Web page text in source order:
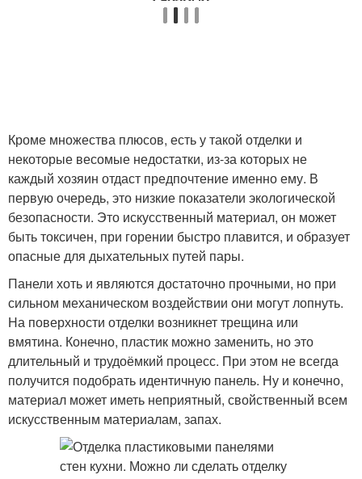
Кроме множества плюсов, есть у такой отделки и
некоторые весомые недостатки, из-за которых не
каждый хозяин отдаст предпочтение именно ему. В
первую очередь, это низкие показатели экологической
безопасности. Это искусственный материал, он может
быть токсичен, при горении быстро плавится, и образует
опасные для дыхательных путей пары.
Панели хоть и являются достаточно прочными, но при
сильном механическом воздействии они могут лопнуть.
На поверхности отделки возникнет трещина или
вмятина. Конечно, пластик можно заменить, но это
длительный и трудоёмкий процесс. При этом не всегда
получится подобрать идентичную панель. Ну и конечно,
материал может иметь неприятный, свойственный всем
искусственным материалам, запах.